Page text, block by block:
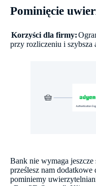
Pominięcie
Korzyści dla firmy:
przy rozliczeniu i szybsza
Bank nie wymaga
prześlesz nam dodatkowe
pominiemy